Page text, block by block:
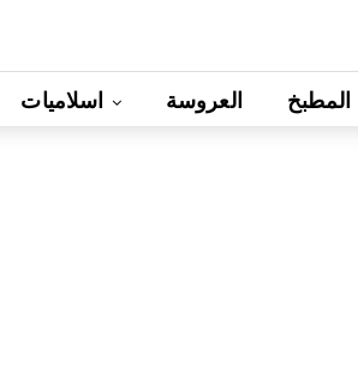
اسلاميات العروسة المطبخ